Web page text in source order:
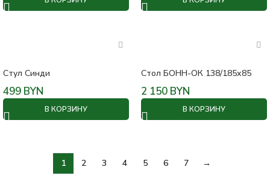
Стул Синди
499 BYN
В КОРЗИНУ
Стол БОНН-ОК 138/185х85
2 150 BYN
В КОРЗИНУ
1 2 3 4 5 6 7 →